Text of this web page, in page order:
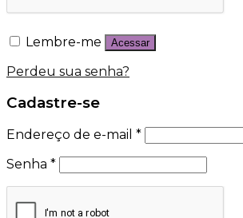
Lembre-me Acessar
Perdeu sua senha?
Cadastre-se
Endereço de e-mail *
Senha *